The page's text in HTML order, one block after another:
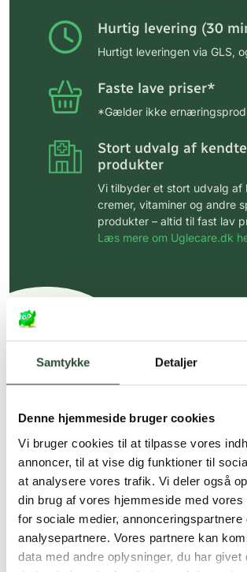
Samtykke Detaljer
Denne hjemmeside bruger cookies
Vi bruger cookies til at tilpasse vores
annoncer, til at vise dig funktioner til
at analysere vores trafik. Vi deler også
din brug af vores hjemmeside med vores
for sociale medier, annonceringspartnere
analysepartnere. Vores partnere kan
data med andre oplysninger, du har givet
Hurtig levering (30
Hurtigt leveringen via GLS,
Faste lave priser*
*Gælder ikke
Stort udvalg af kendte
produkter
Vi tilbyder et stort udvalg af
cremer, vitaminer og andre
produkter – altid til fast lav
Læs mere om Uglecare.dk